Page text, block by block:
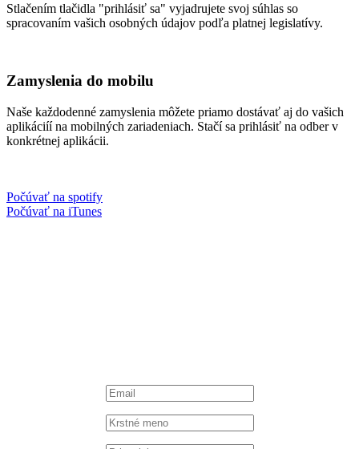
Stlačením tlačidla "prihlásiť sa" vyjadrujete svoj súhlas so
spracovaním vašich osobných údajov podľa platnej legislatívy.
Zamyslenia do mobilu
Naše každodenné zamyslenia môžete priamo dostávať aj do vašich
aplikáciíí na mobilných zariadeniach. Stačí sa prihlásiť na odber v
konkrétnej aplikácii.
Počúvať na spotify
Počúvať na iTunes